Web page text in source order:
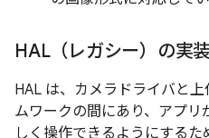
HAL（レガシー）の実装
HAL は、カメラドライバと
ムワークの間にあり、アプ
しく操作できるようにする